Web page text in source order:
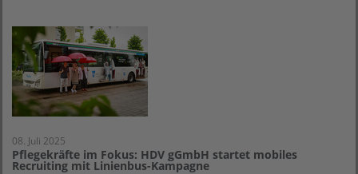
08. Juli 2025
Pflegekräfte im Fokus: HDV gGmbH startet mobiles
Recruiting mit Linienbus-Kampagne